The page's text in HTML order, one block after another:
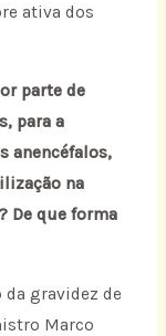
ativa dos
parte de
para a
anencéfalos,
na
De que forma
gravidez de
Marco